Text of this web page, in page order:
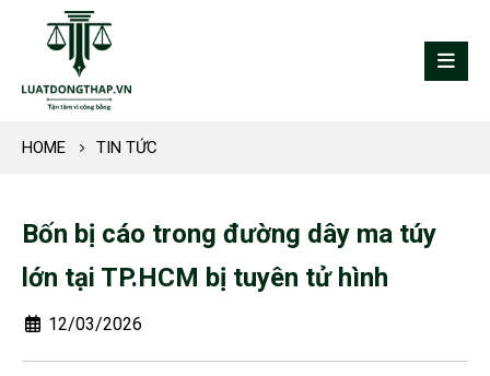
HOME TIN TỨC
Bốn bị cáo trong đường dây ma túy
lớn tại TP.HCM bị tuyên tử hình
12/03/2026